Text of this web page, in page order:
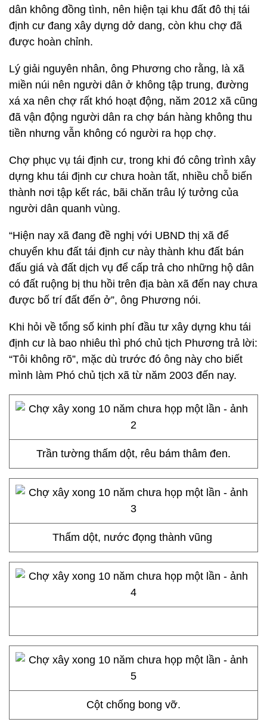
dân không đồng tình, nên hiện tại khu đất đô thị tái
định cư đang xây dựng dở dang, còn khu chợ đã
được hoàn chỉnh.
Lý giải nguyên nhân, ông Phương cho rằng, là xã
miền núi nên người dân ở không tập trung, đường
xá xa nên chợ rất khó hoạt động, năm 2012 xã cũng
đã vận động người dân ra chợ bán hàng không thu
tiền nhưng vẫn không có người ra họp chợ.
Chợ phục vụ tái định cư, trong khi đó công trình xây
dựng khu tái định cư chưa hoàn tất, nhiều chỗ biến
thành nơi tập kết rác, bãi chăn trâu lý tưởng của
người dân quanh vùng.
“Hiện nay xã đang đề nghị với UBND thị xã để
chuyển khu đất tái định cư này thành khu đất bán
đấu giá và đất dịch vụ để cấp trả cho những hộ dân
có đất ruộng bị thu hồi trên địa bàn xã đến nay chưa
được bố trí đất đến ở”, ông Phương nói.
Khi hỏi về tổng số kinh phí đầu tư xây dựng khu tái
định cư là bao nhiêu thì phó chủ tịch Phương trả lời:
“Tôi không rõ”, mặc dù trước đó ông này cho biết
mình làm Phó chủ tịch xã từ năm 2003 đến nay.
Trần tường thấm dột, rêu bám thâm đen.
Thấm dột, nước đọng thành vũng
Cột chống bong vỡ.